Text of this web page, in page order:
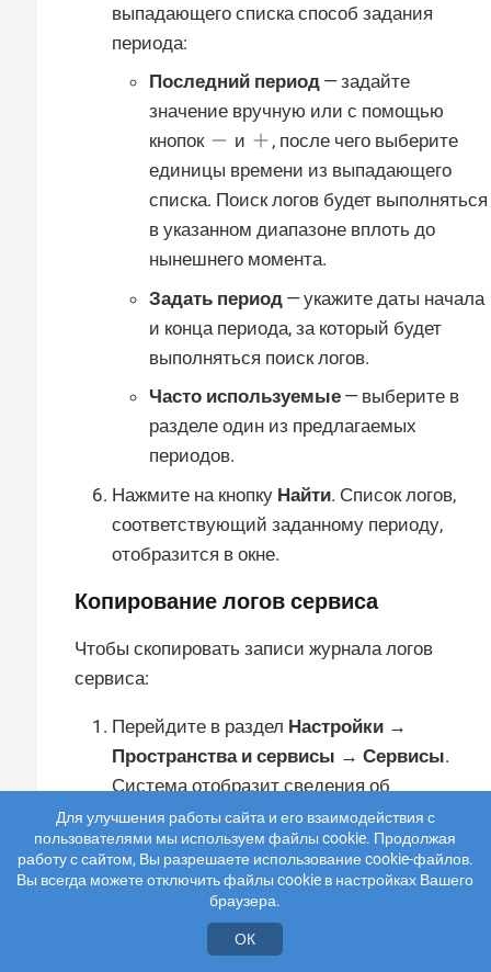
выпадающего списка способ задания
периода:
Последний период — задайте
значение вручную или с помощью
кнопок
и
, после чего выберите
единицы времени из выпадающего
списка. Поиск логов будет выполняться
в указанном диапазоне вплоть до
нынешнего момента.
Задать период — укажите даты начала
и конца периода, за который будет
выполняться поиск логов.
Часто используемые — выберите в
разделе один из предлагаемых
периодов.
Нажмите на кнопку Найти. Список логов,
соответствующий заданному периоду,
отобразится в окне.
Копирование логов сервиса
Чтобы скопировать записи журнала логов
сервиса:
Перейдите в раздел Настройки →
Пространства и сервисы → Сервисы.
Система отобразит сведения об
имеющихся сервисах.
Нажмите на строку сервиса в списке.
Система отобразит в правой части экрана
карточку этого сервиса с подробной
информацией о нем.
Для улучшения работы сайта и его взаимодействия с
пользователями мы используем файлы cookie. Продолжая
работу с сайтом, Вы разрешаете использование cookie-файлов.
Вы всегда можете отключить файлы cookie в настройках Вашего
браузера.
ОК